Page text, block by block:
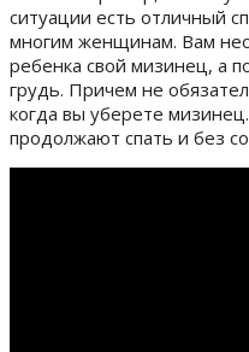
ситуации есть отличный
многим женщинам. Вам
ребенка свой мизинец, а
грудь. Причем не
когда вы уберете
продолжают спать и без